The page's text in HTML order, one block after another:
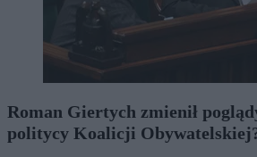
Roman Giertych zmienił
politycy Koalicji